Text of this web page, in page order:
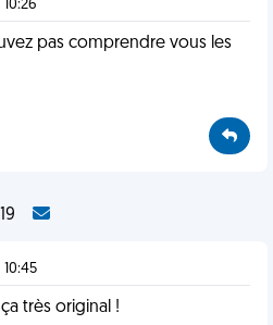
pas comprendre vous les
très original !